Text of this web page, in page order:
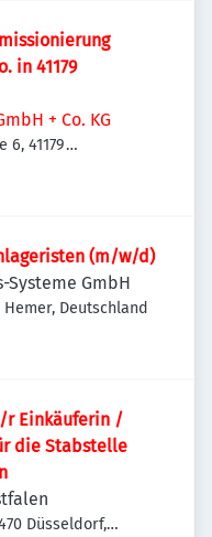
in 41179
+ Co. KG
6, 41179
(m/w/d)
Systeme GmbH
Deutschland
r Einkäuferin /
die Stabstelle
Düsseldorf,